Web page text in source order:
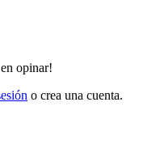
opinar!
o crea una cuenta.